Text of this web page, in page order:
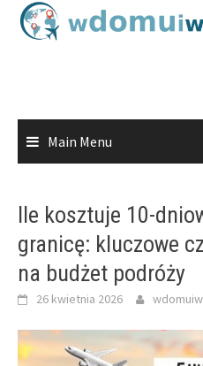
Skip
Main Menu
Ile kosztuje 10-
granicę: kluczowe
na budżet podróży
26 kwietnia 2026